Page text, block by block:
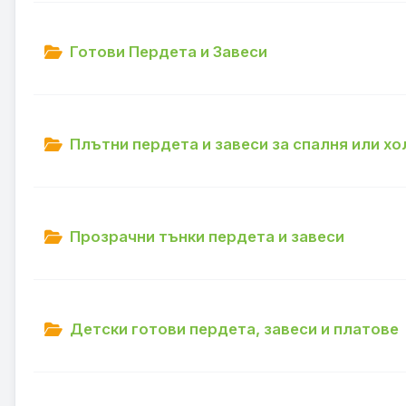
Готови Пердета и Завеси
Плътни пердета и завеси за спалня или
Прозрачни тънки пердета и завеси
Детски готови пердета, завеси и платове